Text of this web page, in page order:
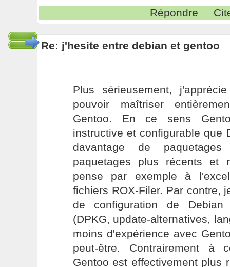
Répondre
Re: j'hesite entre debian et gentoo
Plus sérieusement,
pouvoir maîtriser
Gentoo. En ce sens
instructive et configurable que
davantage de
paquetages plus récents et
pense par exemple à
fichiers ROX-Filer. Par contre,
de configuration de
(DPKG, update-alternatives,
moins d'expérience avec
peut-être. Contrairement à
Gentoo est effectivement plus